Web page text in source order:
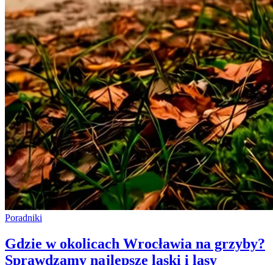
Poradniki
Gdzie w okolicach Wrocławia na grzyby?
Sprawdzamy najlepsze laski i lasy